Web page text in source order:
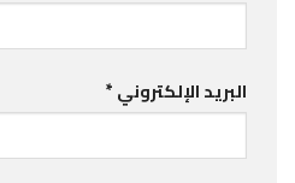
البريد الإلكتروني*